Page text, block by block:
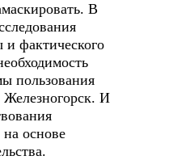
В
фактического
пользования
И
основе